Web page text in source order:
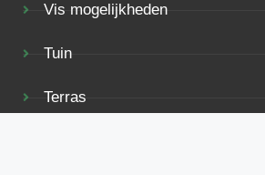
Vis mogelijkheden
Tuin
Terras